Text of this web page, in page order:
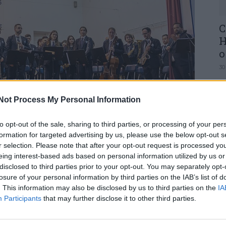
Process My Personal Information
opt-out of the sale, sharing to third parties, or processing of your
for targeted advertising by us, please use the below opt-out
selection. Please note that after your opt-out request is processed
interest-based ads based on personal information utilized by us
to third parties prior to your opt-out. You may separately
of your personal information by third parties on the IAB’s list of
This information may also be disclosed by us to third parties on the
Participants that may further disclose it to other third parties.
Academia Musical Arazedense (AMA)
com a tradicional sessão solene e o
na filarmónica, pela entrega de